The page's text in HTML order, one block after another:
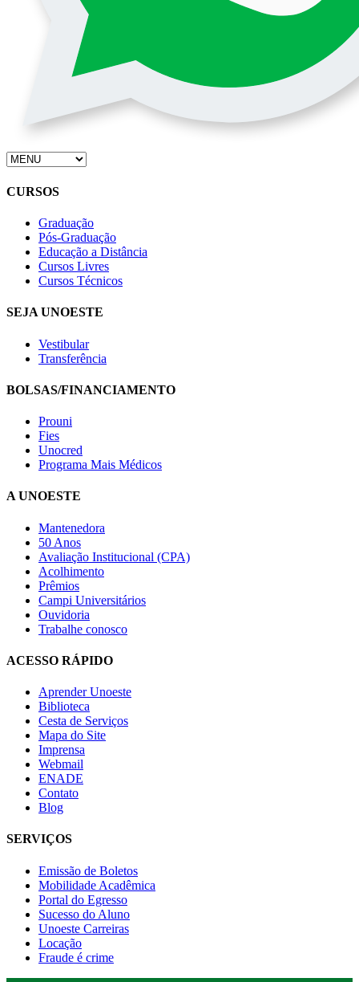
CURSOS
Graduação
Pós-Graduação
Educação a Distância
Cursos Livres
Cursos Técnicos
SEJA UNOESTE
Vestibular
Transferência
BOLSAS/FINANCIAMENTO
Prouni
Fies
Unocred
Programa Mais Médicos
A UNOESTE
Mantenedora
50 Anos
Avaliação Institucional (CPA)
Acolhimento
Prêmios
Campi Universitários
Ouvidoria
Trabalhe conosco
ACESSO RÁPIDO
Aprender Unoeste
Biblioteca
Cesta de Serviços
Mapa do Site
Imprensa
Webmail
ENADE
Contato
Blog
SERVIÇOS
Emissão de Boletos
Mobilidade Acadêmica
Portal do Egresso
Sucesso do Aluno
Unoeste Carreiras
Locação
Fraude é crime